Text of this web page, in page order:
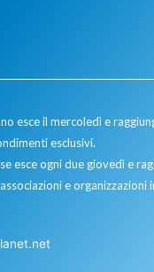
esce il mercoledì e
esclusivi.
esce ogni due giovedì e
e organizzazioni